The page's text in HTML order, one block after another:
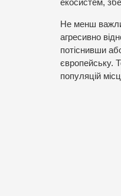
екосистем,
Не менш
агресивно
потіснивши
європейську.
популяцій